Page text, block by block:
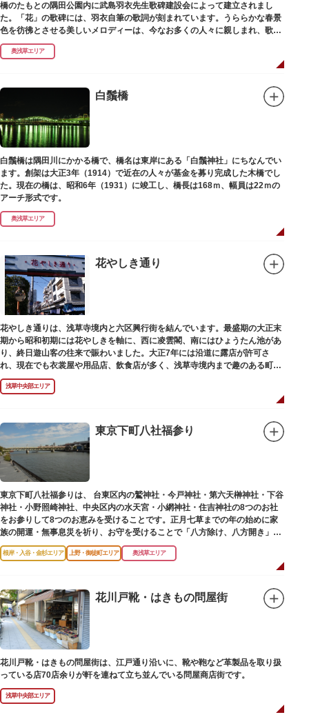
橋のたもとの隅田公園内に武島羽衣先生歌碑建設会によって建立されまし
た。「花」の歌碑には、羽衣自筆の歌詞が刻まれています。うららかな春景
色を彷彿とさせる美しいメロディーは、今なお多くの人々に親しまれ、歌い
つがれています。
奥浅草エリア
白鬚橋
白鬚橋は隅田川にかかる橋で、橋名は東岸にある「白鬚神社」にちなんでい
ます。創架は大正3年（1914）で近在の人々が基金を募り完成した木橋でし
た。現在の橋は、昭和6年（1931）に竣工し、橋長は168ｍ、幅員は22ｍの
アーチ形式です。
奥浅草エリア
花やしき通り
花やしき通りは、浅草寺境内と六区興行街を結んでいます。最盛期の大正末
期から昭和初期には花やしきを軸に、西に凌雲閣、南にはひょうたん池があ
り、終日遊山客の往来で賑わいました。大正7年には沿道に露店が許可さ
れ、現在でも衣裳屋や用品店、飲食店が多く、浅草寺境内まで趣のある町並
みが続いています。
浅草中央部エリア
東京下町八社福参り
東京下町八社福参りは、 台東区内の鷲神社・今戸神社・第六天榊神社・下谷
神社・小野照崎神社、中央区内の水天宮・小網神社・住吉神社の8つのお社
をお参りして8つのお恵みを受けることです。正月七草までの年の始めに家
族の開運・無事息災を祈り、お守を受けることで「八方除け、八方開き」に
も通じます。
根岸・入谷・金杉エリア 上野・御徒町エリア 奥浅草エリア
花川戸靴・はきもの問屋街
花川戸靴・はきもの問屋街は、江戸通り沿いに、靴や鞄など革製品を取り扱
っている店70店余りが軒を連ねて立ち並んでいる問屋商店街です。
浅草中央部エリア